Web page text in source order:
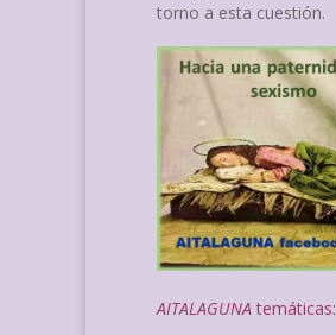
torno a esta cuestión.
AITALAGUNA temáticas: